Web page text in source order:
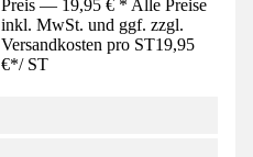
Preis — 19,95 € * Alle Preise
inkl. MwSt. und ggf. zzgl.
Versandkosten pro ST19,95
€*/ ST